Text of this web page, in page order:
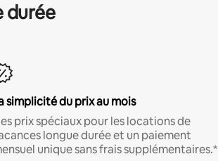
durée
simplicité du prix au mois
prix spéciaux pour les locations de
longue durée et un paiement
unique sans frais supplémentaires.*